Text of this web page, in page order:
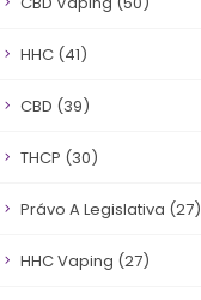
HHC (41)
CBD (39)
THCP (30)
Právo A Legislativa (27)
HHC Vaping (27)